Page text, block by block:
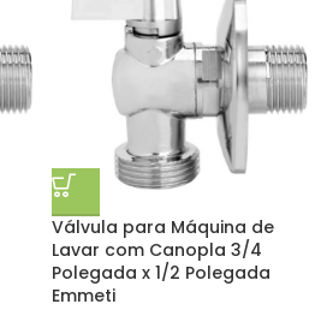
Válvula para Máquina de
Lavar com Canopla 3/4
Polegada x 1/2 Polegada
Emmeti